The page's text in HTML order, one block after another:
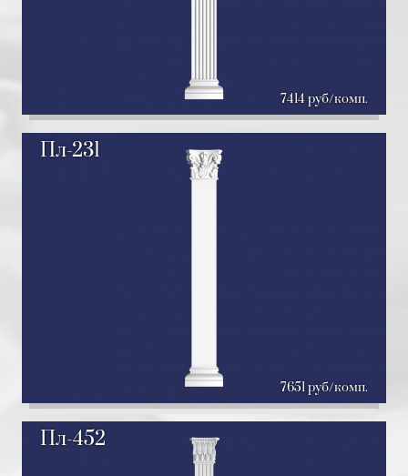
7414 руб/комп.
Пл-231
7651 руб/комп.
Пл-452